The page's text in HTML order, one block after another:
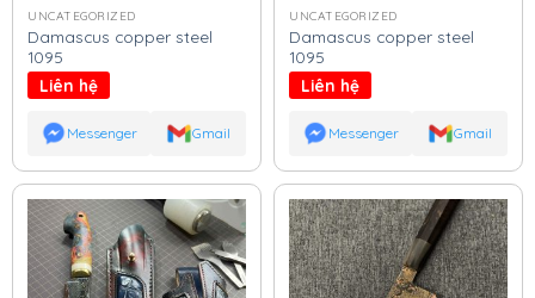
UNCATEGORIZED
Damascus copper steel
1095
Liên hệ
Messenger Gmail
UNCATEGORIZED
Damascus copper steel
1095
Liên hệ
Messenger Gmail